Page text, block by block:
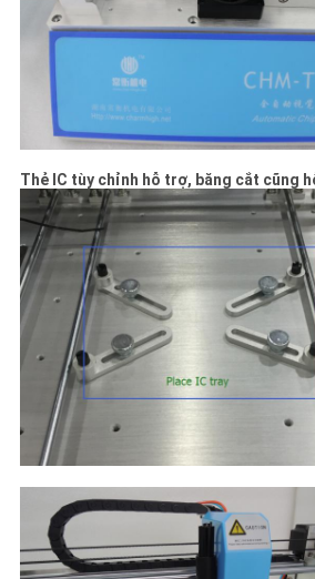
Thẻ IC tùy chỉnh hỗ trợ, băng cắt cũng